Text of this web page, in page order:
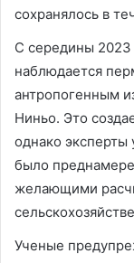
сохранялось в
С середины 2023
наблюдается
антропогенным
Ниньо. Это
однако эксперты
было
желающими
Ученые